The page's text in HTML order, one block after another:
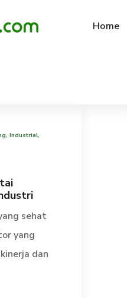
Home
, Industrial,
sehat
yang
dan